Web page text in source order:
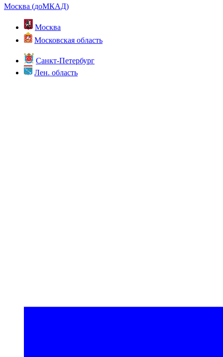
Москва (доМКАД)
Москва
Московская область
Санкт-Петербург
Лен. область